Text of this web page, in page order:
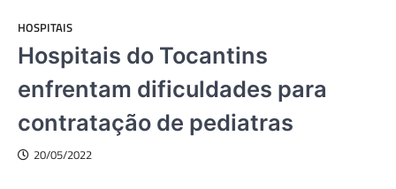
HOSPITAIS
Hospitais do Tocantins
enfrentam dificuldades para
contratação de pediatras
20/05/2022